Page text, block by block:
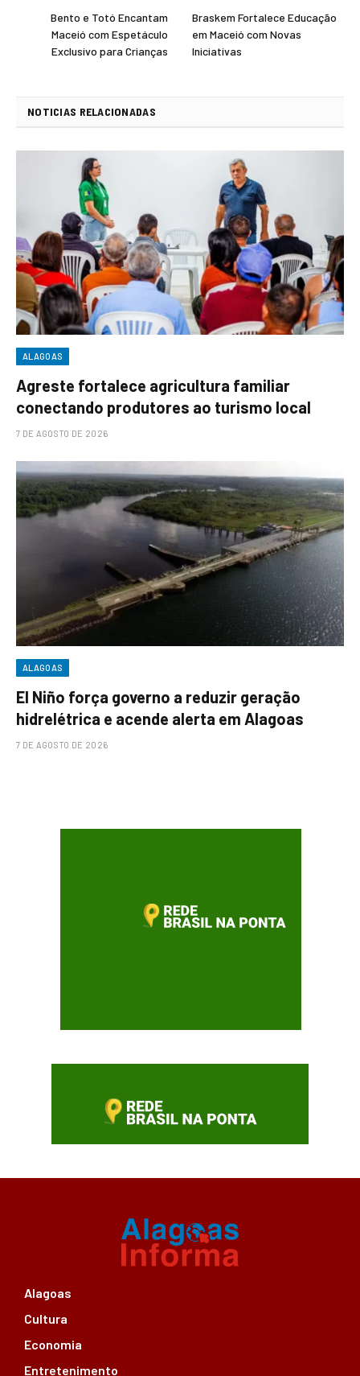
Bento e Totó Encantam
Maceió com Espetáculo
Exclusivo para Crianças
Braskem Fortalece Educação
em Maceió com Novas
Iniciativas
NOTICIAS RELACIONADAS
ALAGOAS
Agreste fortalece agricultura familiar
conectando produtores ao turismo local
7 DE AGOSTO DE 2026
ALAGOAS
El Niño força governo a reduzir geração
hidrelétrica e acende alerta em Alagoas
7 DE AGOSTO DE 2026
Alagoas
Cultura
Economia
Entretenimento